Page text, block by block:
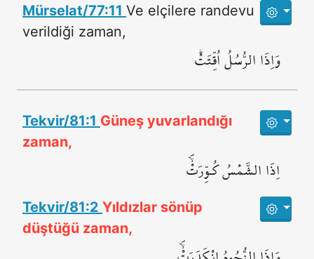
Mürselat/77:11 Ve elçilere randevu
verildiği zaman,
وَاِذَا الرُّسُلُ اُقِّتَتْۜ
Tekvir/81:1 Güneş yuvarlandığı
zaman,
اِذَا الشَّمْسُ كُـوِّرَتْۙۖ
Tekvir/81:2 Yıldızlar sönüp
düştüğü zaman,